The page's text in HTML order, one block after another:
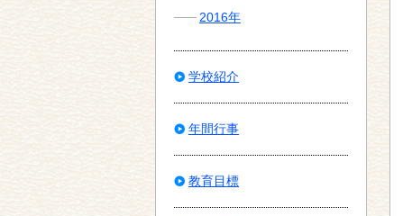
2016年
学校紹介
年間行事
教育目標